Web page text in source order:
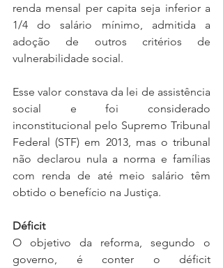
renda mensal per capita seja inferior a
1/4 do salário mínimo, admitida a
adoção de outros critérios de
vulnerabilidade social.
Esse valor constava da lei de assistência
social e foi considerado
inconstitucional pelo Supremo Tribunal
Federal (STF) em 2013, mas o tribunal
não declarou nula a norma e famílias
com renda de até meio salário têm
obtido o benefício na Justiça.
Déficit
O objetivo da reforma, segundo o
governo, é conter o déficit